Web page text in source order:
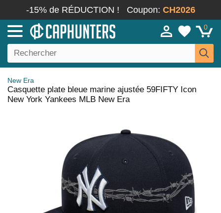
-15% de RÉDUCTION ! Coupon: CH2026
0
New Era
Casquette plate bleue marine ajustée 59FIFTY Icon
New York Yankees MLB New Era